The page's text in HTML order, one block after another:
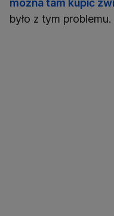
można tam kupić
było z tym problemu.